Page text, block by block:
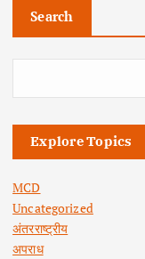
Search
Explore Topics
MCD
Uncategorized
अंतरराष्ट्रीय
अपराध